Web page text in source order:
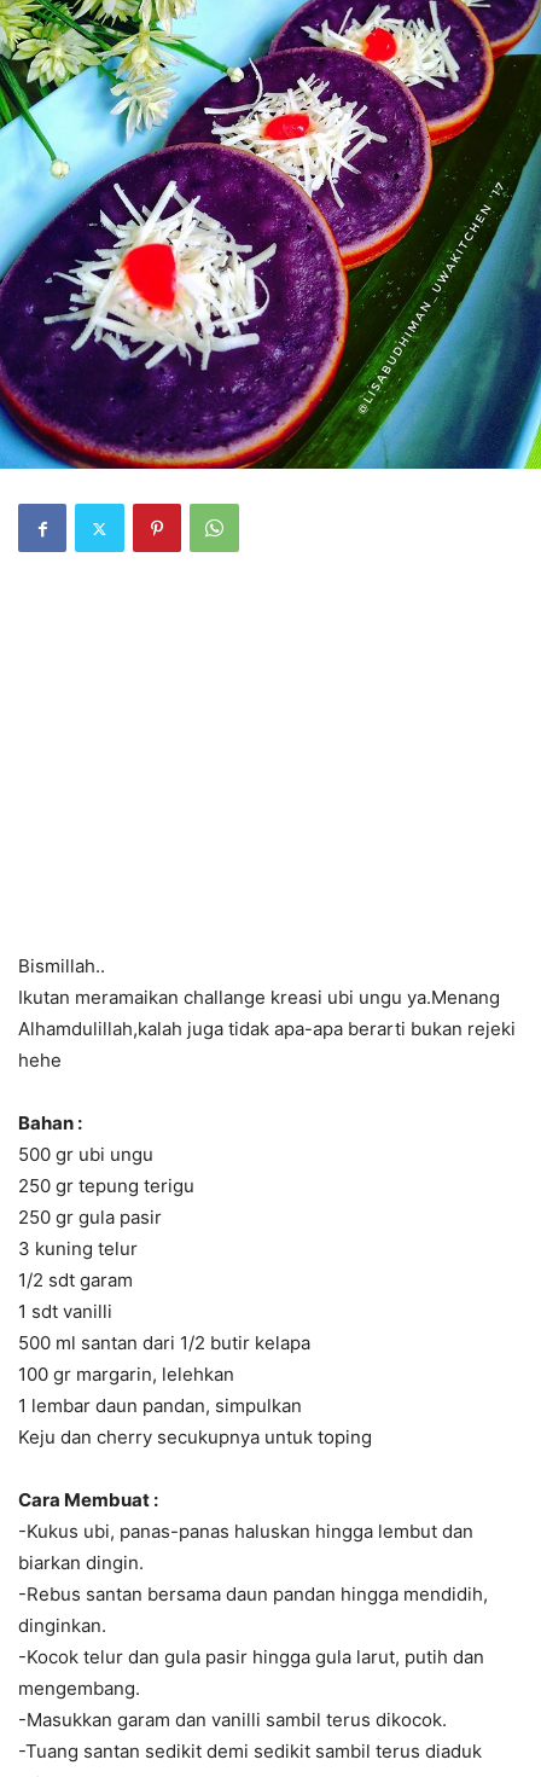
Bismillah..
Ikutan meramaikan challange kreasi ubi ungu ya.Menang
Alhamdulillah,kalah juga tidak apa-apa berarti bukan rejeki
hehe
Bahan :
500 gr ubi ungu
250 gr tepung terigu
250 gr gula pasir
3 kuning telur
1/2 sdt garam
1 sdt vanilli
500 ml santan dari 1/2 butir kelapa
100 gr margarin, lelehkan
1 lembar daun pandan, simpulkan
Keju dan cherry secukupnya untuk toping
Cara Membuat :
-Kukus ubi, panas-panas haluskan hingga lembut dan
biarkan dingin.
-Rebus santan bersama daun pandan hingga mendidih,
dinginkan.
-Kocok telur dan gula pasir hingga gula larut, putih dan
mengembang.
-Masukkan garam dan vanilli sambil terus dikocok.
-Tuang santan sedikit demi sedikit sambil terus diaduk